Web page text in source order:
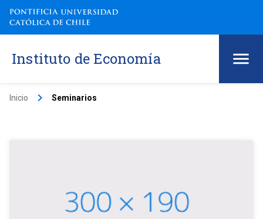
Instituto de Economía
Inicio keyboard_arrow_right Seminarios